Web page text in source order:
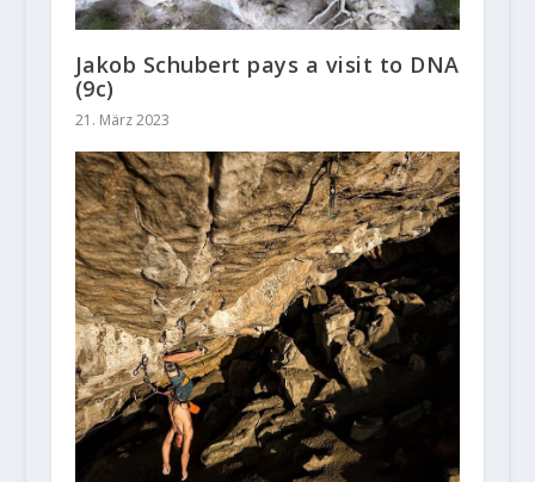
Jakob Schubert pays a visit to DNA
(9c)
21. März 2023